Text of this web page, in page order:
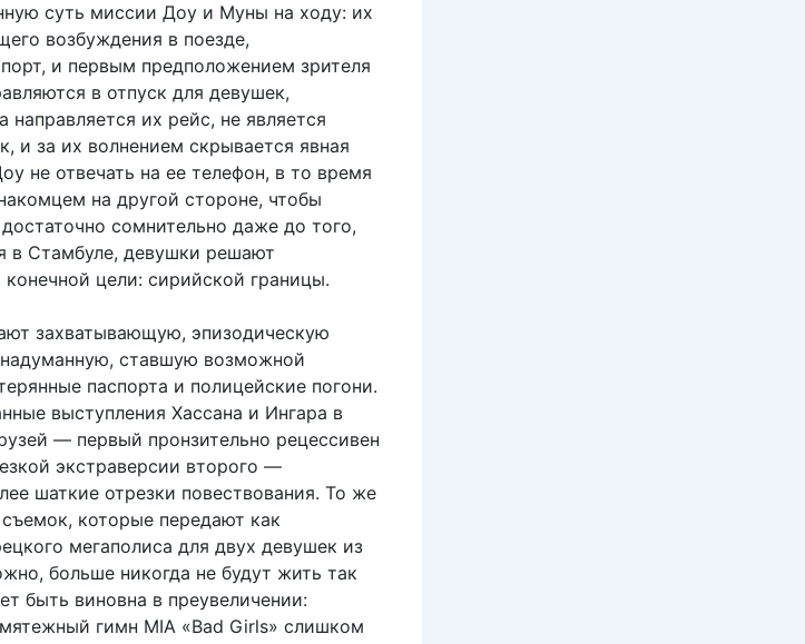
суть миссии Доу и Муны на ходу: их
возбуждения в поезде,
и первым предположением зрителя
в отпуск для девушек,
их рейс, не является
и за их волнением скрывается явная
не отвечать на ее телефон, в то время
на другой стороне, чтобы
сомнительно даже до того,
в Стамбуле, девушки решают
цели: сирийской границы.
захватывающую, эпизодическую
ставшую возможной
паспорта и полицейские погони.
выступления Хассана и Ингара в
— первый пронзительно рецессивен
экстраверсии второго —
шаткие отрезки повествования. То же
которые передают как
мегаполиса для двух девушек из
больше никогда не будут жить так
быть виновна в преувеличении:
гимн MIA «Bad Girls» слишком